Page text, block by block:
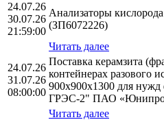
24.07.26
30.07.26
21:59:00
Анализаторы
(ЗП6072226)
Читать далее
24.07.26
31.07.26
08:00:00
Поставка керамзита
контейнерах разового
900х900х1300 для
ГРЭС-2" ПАО
Читать далее